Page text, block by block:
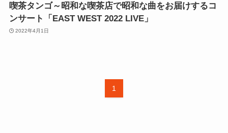
喫茶タンゴ～昭和な喫茶店で昭和な曲をお届けするコ
ンサート「EAST WEST 2022 LIVE」
2022年4月1日
1